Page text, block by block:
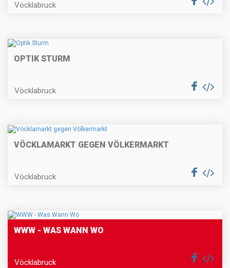
Vöcklabruck
OPTIK STURM
Vöcklabruck
VÖCKLAMARKT GEGEN VÖLKERMARKT
Vöcklabruck
WWW - WAS WANN WO
Vöcklabruck